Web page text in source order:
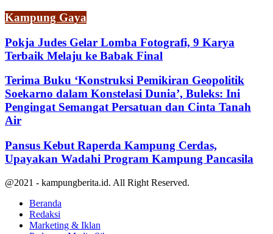
Kampung Gaya
Pokja Judes Gelar Lomba Fotografi, 9 Karya
Terbaik Melaju ke Babak Final
Terima Buku ‘Konstruksi Pemikiran Geopolitik
Soekarno dalam Konstelasi Dunia’, Buleks: Ini
Pengingat Semangat Persatuan dan Cinta Tanah
Air
Pansus Kebut Raperda Kampung Cerdas,
Upayakan Wadahi Program Kampung Pancasila
@2021 - kampungberita.id. All Right Reserved.
Beranda
Redaksi
Marketing & Iklan